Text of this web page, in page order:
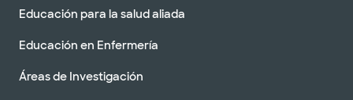
Educación para la salud aliada
Educación en Enfermería
Áreas de Investigación